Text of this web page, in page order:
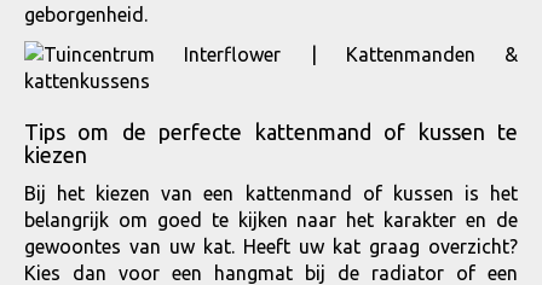
geborgenheid.
Tips om de perfecte kattenmand of kussen te
kiezen
Bij het kiezen van een kattenmand of kussen is het
belangrijk om goed te kijken naar het karakter en de
gewoontes van uw kat. Heeft uw kat graag overzicht?
Kies dan voor een hangmat bij de radiator of een